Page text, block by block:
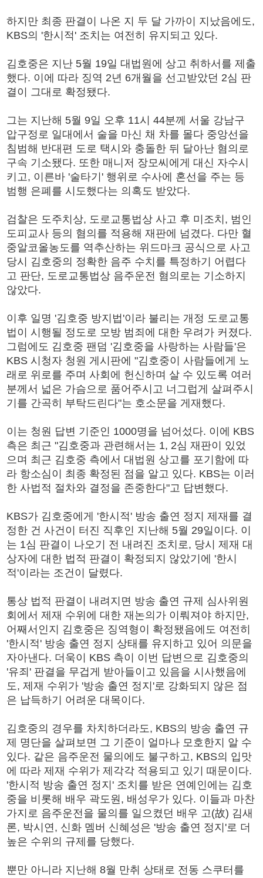
하지만 최종 판결이 나온 지 두 달 가까이 지났음에도,
KBS의 '한시적' 조치는 여전히 유지되고 있다.
김호중은 지난 5월 19일 대법원에 상고 취하서를 제출
했다. 이에 따라 징역 2년 6개월을 선고받았던 2심 판
결이 그대로 확정됐다.
그는 지난해 5월 9일 오후 11시 44분께 서울 강남구
압구정로 일대에서 술을 마신 채 차를 몰다 중앙선을
침범해 반대편 도로 택시와 충돌한 뒤 달아난 혐의로
구속 기소됐다. 또한 매니저 장모씨에게 대신 자수시
키고, 이른바 '술타기' 행위로 수사에 혼선을 주는 등
범행 은폐를 시도했다는 의혹도 받았다.
검찰은 도주치상, 도로교통법상 사고 후 미조치, 범인
도피교사 등의 혐의를 적용해 재판에 넘겼다. 다만 혈
중알코올농도를 역추산하는 위드마크 공식으로 사고
당시 김호중의 정확한 음주 수치를 특정하기 어렵다
고 판단, 도로교통법상 음주운전 혐의로는 기소하지
않았다.
이후 일명 '김호중 방지법'이라 불리는 개정 도로교통
법이 시행될 정도로 모방 범죄에 대한 우려가 커졌다.
그럼에도 김호중 팬덤 '김호중을 사랑하는 사람들'은
KBS 시청자 청원 게시판에 "김호중이 사람들에게 노
래로 위로를 주며 사회에 헌신하며 살 수 있도록 여러
분께서 넓은 가슴으로 품어주시고 너그럽게 살펴주시
기를 간곡히 부탁드린다"는 호소문을 게재했다.
이는 청원 답변 기준인 1000명을 넘어섰다. 이에 KBS
측은 최근 "김호중과 관련해서는 1, 2심 재판이 있었
으며 최근 김호중 측에서 대법원 상고를 포기함에 따
라 항소심이 최종 확정된 점을 알고 있다. KBS는 이러
한 사법적 절차와 결정을 존중한다"고 답변했다.
KBS가 김호중에게 '한시적' 방송 출연 정지 제재를 결
정한 건 사건이 터진 직후인 지난해 5월 29일이다. 이
는 1심 판결이 나오기 전 내려진 조치로, 당시 제재 대
상자에 대한 법적 판결이 확정되지 않았기에 '한시
적'이라는 조건이 달렸다.
통상 법적 판결이 내려지면 방송 출연 규제 심사위원
회에서 제재 수위에 대한 재논의가 이뤄져야 하지만,
어째서인지 김호중은 징역형이 확정됐음에도 여전히
'한시적' 방송 출연 정지 상태를 유지하고 있어 의문을
자아낸다. 더욱이 KBS 측이 이번 답변으로 김호중의
'유죄' 판결을 무겁게 받아들이고 있음을 시사했음에
도, 제재 수위가 '방송 출연 정지'로 강화되지 않은 점
은 납득하기 어려운 대목이다.
김호중의 경우를 차치하더라도, KBS의 방송 출연 규
제 명단을 살펴보면 그 기준이 얼마나 모호한지 알 수
있다. 같은 음주운전 물의에도 불구하고, KBS의 입맛
에 따라 제재 수위가 제각각 적용되고 있기 때문이다.
'한시적 방송 출연 정지' 조치를 받은 연예인에는 김호
중을 비롯해 배우 곽도원, 배성우가 있다. 이들과 마찬
가지로 음주운전을 물의를 일으켰던 배우 고(故) 김새
론, 박시연, 신화 멤버 신혜성은 '방송 출연 정지'로 더
높은 수위의 규제를 당했다.
뿐만 아니라 지난해 8월 만취 상태로 전동 스쿠터를